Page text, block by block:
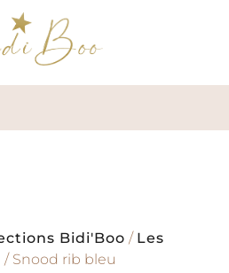
Bidi'Boo / Les
/ Snood rib bleu